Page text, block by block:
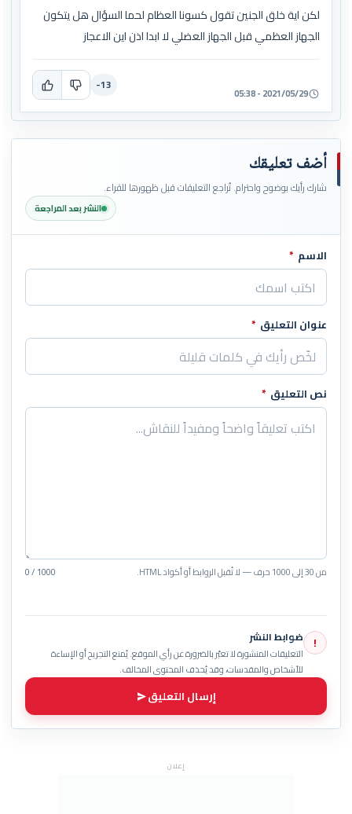
لكن اية خلق الجنين تقول كسونا العظام لحما السؤال هل يتكون
الجهاز العظمي قبل الجهاز العضلي لا ابدا اذن اين الاعجاز
2021/05/29 - 05:38
-13
أضف تعليقك
شارك رأيك بوضوح واحترام. تُراجع التعليقات قبل ظهورها للقراء.
النشر بعد المراجعة
اترك هذا الحقل فارغاً
الاسم *
عنوان التعليق *
نص التعليق *
من 30 إلى 1000 حرف — لا تُقبل الروابط أو أكواد HTML. 0 / 1000
! ضوابط النشر
التعليقات المنشورة لا تعبّر بالضرورة عن رأي الموقع. يُمنع التجريح أو الإساءة
للأشخاص والمقدسات، وقد يُحذف المحتوى المخالف.
إرسال التعليق
إعلان